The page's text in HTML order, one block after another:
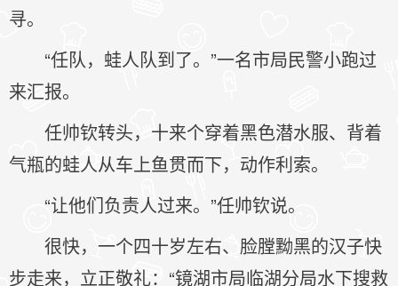
寻。
“任队，蛙人队到了。”一名市局民警小跑过
来汇报。
任帅钦转头，十来个穿着黑色潜水服、背着
气瓶的蛙人从车上鱼贯而下，动作利索。
“让他们负责人过来。”任帅钦说。
很快，一个四十岁左右、脸膛黝黑的汉子快
步走来，立正敬礼：“镜湖市局临湖分局水下搜救